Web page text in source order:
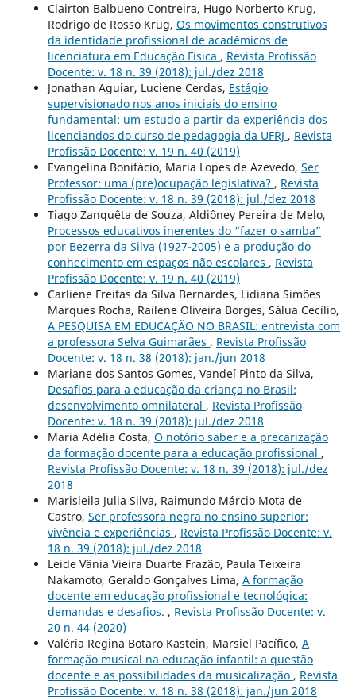
Clairton Balbueno Contreira, Hugo Norberto Krug,
Rodrigo de Rosso Krug, Os movimentos construtivos
da identidade profissional de acadêmicos de
licenciatura em Educação Física , Revista Profissão
Docente: v. 18 n. 39 (2018): jul./dez 2018
Jonathan Aguiar, Luciene Cerdas, Estágio
supervisionado nos anos iniciais do ensino
fundamental: um estudo a partir da experiência dos
licenciandos do curso de pedagogia da UFRJ , Revista
Profissão Docente: v. 19 n. 40 (2019)
Evangelina Bonifácio, Maria Lopes de Azevedo, Ser
Professor: uma (pre)ocupação legislativa? , Revista
Profissão Docente: v. 18 n. 39 (2018): jul./dez 2018
Tiago Zanquêta de Souza, Aldiôney Pereira de Melo,
Processos educativos inerentes do “fazer o samba”
por Bezerra da Silva (1927-2005) e a produção do
conhecimento em espaços não escolares , Revista
Profissão Docente: v. 19 n. 40 (2019)
Carliene Freitas da Silva Bernardes, Lidiana Simões
Marques Rocha, Railene Oliveira Borges, Sálua Cecílio,
A PESQUISA EM EDUCAÇÃO NO BRASIL: entrevista com
a professora Selva Guimarães , Revista Profissão
Docente: v. 18 n. 38 (2018): jan./jun 2018
Mariane dos Santos Gomes, Vandeí Pinto da Silva,
Desafios para a educação da criança no Brasil:
desenvolvimento omnilateral , Revista Profissão
Docente: v. 18 n. 39 (2018): jul./dez 2018
Maria Adélia Costa, O notório saber e a precarização
da formação docente para a educação profissional ,
Revista Profissão Docente: v. 18 n. 39 (2018): jul./dez
2018
Marisleila Julia Silva, Raimundo Márcio Mota de
Castro, Ser professora negra no ensino superior:
vivência e experiências , Revista Profissão Docente: v.
18 n. 39 (2018): jul./dez 2018
Leide Vânia Vieira Duarte Frazão, Paula Teixeira
Nakamoto, Geraldo Gonçalves Lima, A formação
docente em educação profissional e tecnológica:
demandas e desafios. , Revista Profissão Docente: v.
20 n. 44 (2020)
Valéria Regina Botaro Kastein, Marsiel Pacífico, A
formação musical na educação infantil: a questão
docente e as possibilidades da musicalização , Revista
Profissão Docente: v. 18 n. 38 (2018): jan./jun 2018